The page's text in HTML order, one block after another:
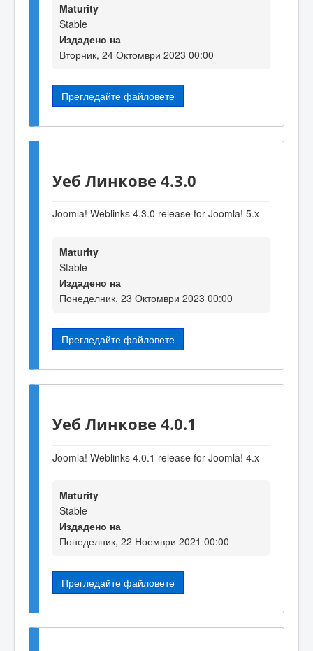
Maturity
Stable
Издадено на
Вторник, 24 Октомври 2023 00:00
Прегледайте файловете
Уеб Линкове 4.3.0
Joomla! Weblinks 4.3.0 release for Joomla! 5.x
Maturity
Stable
Издадено на
Понеделник, 23 Октомври 2023 00:00
Прегледайте файловете
Уеб Линкове 4.0.1
Joomla! Weblinks 4.0.1 release for Joomla! 4.x
Maturity
Stable
Издадено на
Понеделник, 22 Ноември 2021 00:00
Прегледайте файловете